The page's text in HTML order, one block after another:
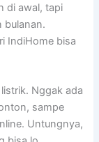
di awal, tapi
bulanan.
IndiHome bisa
Nggak ada
sampe
Untungnya,